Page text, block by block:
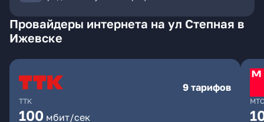
Провайдеры интернета на ул Степная в
Ижевске
ТТК
9 тарифов
100 мбит/сек
МТС